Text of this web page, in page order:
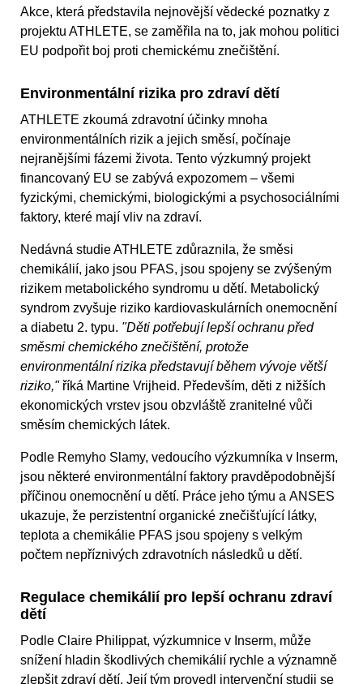
Akce, která představila nejnovější vědecké poznatky z
projektu ATHLETE, se zaměřila na to, jak mohou politici
EU podpořit boj proti chemickému znečištění.
Environmentální rizika pro zdraví dětí
ATHLETE zkoumá zdravotní účinky mnoha
environmentálních rizik a jejich směsí, počínaje
nejranějšími fázemi života. Tento výzkumný projekt
financovaný EU se zabývá expozomem – všemi
fyzickými, chemickými, biologickými a psychosociálními
faktory, které mají vliv na zdraví.
Nedávná studie ATHLETE zdůraznila, že směsi
chemikálií, jako jsou PFAS, jsou spojeny se zvýšeným
rizikem metabolického syndromu u dětí. Metabolický
syndrom zvyšuje riziko kardiovaskulárních onemocnění
a diabetu 2. typu. "Děti potřebují lepší ochranu před
směsmi chemického znečištění, protože
environmentální rizika představují během vývoje větší
riziko,"říká Martine Vrijheid. Především, děti z nižších
ekonomických vrstev jsou obzvláště zranitelné vůči
směsím chemických látek.
Podle Remyho Slamy, vedoucího výzkumníka v Inserm,
jsou některé environmentální faktory pravděpodobnější
příčinou onemocnění u dětí. Práce jeho týmu a ANSES
ukazuje, že perzistentní organické znečišťující látky,
teplota a chemikálie PFAS jsou spojeny s velkým
počtem nepříznivých zdravotních následků u dětí.
Regulace chemikálií pro lepší ochranu zdraví
dětí
Podle Claire Philippat, výzkumnice v Inserm, může
snížení hladin škodlivých chemikálií rychle a významně
zlepšit zdraví dětí. Její tým provedl intervenční studii se